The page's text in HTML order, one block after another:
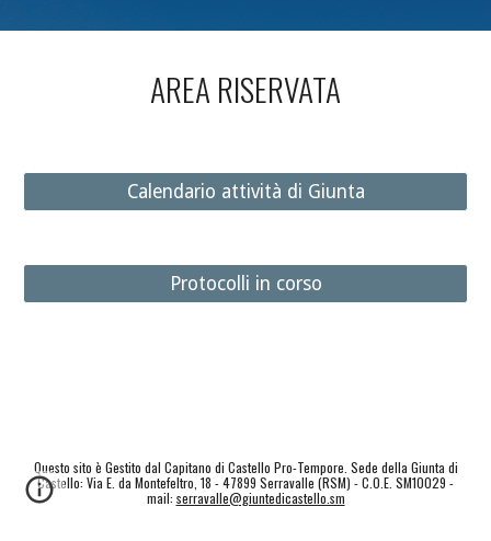
AREA RISERVATA
Calendario attività di Giunta
Protocolli in corso
Questo sito è Gestito dal Capitano di Castello Pro-Tempore. Sede della Giunta di
Castello: Via E. da Montefeltro, 18 - 47899 Serravalle (RSM) - C.O.E. SM10029 -
mail: serravalle@giuntedicastello.sm